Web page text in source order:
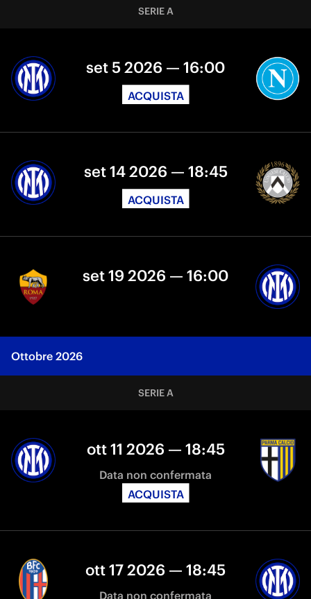
SERIE A
set 5 2026 — 16:00
ACQUISTA
set 14 2026 — 18:45
ACQUISTA
set 19 2026 — 16:00
Ottobre 2026
SERIE A
ott 11 2026 — 18:45
Data non confermata
ACQUISTA
ott 17 2026 — 18:45
Data non confermata